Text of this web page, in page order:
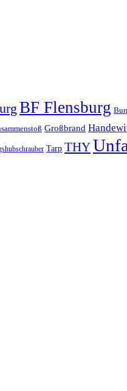
BF Flensburg
Großbrand
Tarp THY